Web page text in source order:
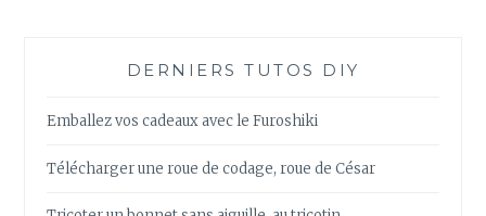
DERNIERS TUTOS DIY
Emballez vos cadeaux avec le Furoshiki
Télécharger une roue de codage, roue de César